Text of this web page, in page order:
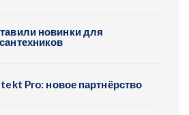
новинки для
Pro: новое партнёрство